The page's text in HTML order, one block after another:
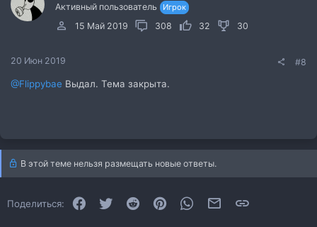
Активный пользователь Игрок
15 Май 2019 308 32 30
20 Июн 2019 #8
@Flippybae Выдал. Тема закрыта.
В этой теме нельзя размещать новые ответы.
Поделиться: FacebookTwitter Reddit PinterestWhatsAppЭлектронная почта